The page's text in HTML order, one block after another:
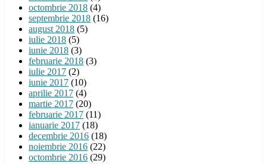
octombrie 2018 (4)
septembrie 2018 (16)
august 2018 (5)
iulie 2018 (5)
iunie 2018 (3)
februarie 2018 (3)
iulie 2017 (2)
iunie 2017 (10)
aprilie 2017 (4)
martie 2017 (20)
februarie 2017 (11)
ianuarie 2017 (18)
decembrie 2016 (18)
noiembrie 2016 (22)
octombrie 2016 (29)